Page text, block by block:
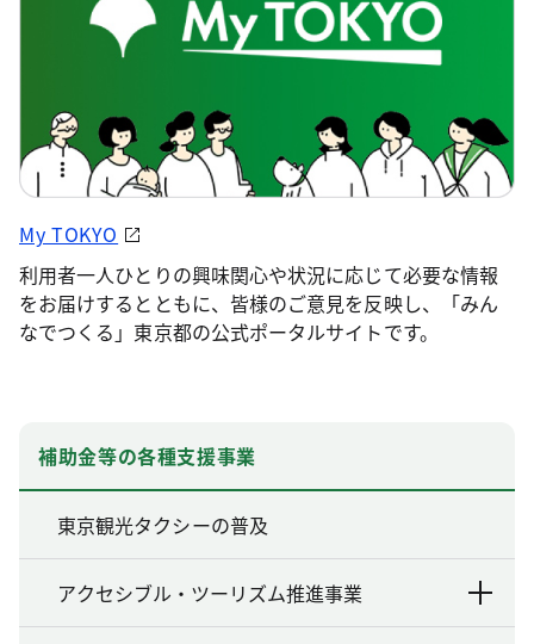
My TOKYO
利用者一人ひとりの興味関心や状況に応じて必要な情報
をお届けするとともに、皆様のご意見を反映し、「みん
なでつくる」東京都の公式ポータルサイトです。
補助金等の各種支援事業
東京観光タクシーの普及
アクセシブル・ツーリズム推進事業